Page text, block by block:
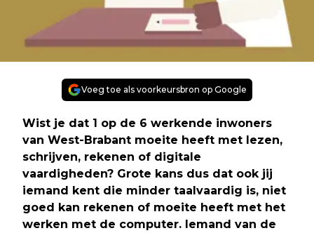
Voeg toe als voorkeursbron op Google
Wist je dat 1 op de 6 werkende inwoners
van West-Brabant moeite heeft met lezen,
schrijven, rekenen of digitale
vaardigheden? Grote kans dus dat ook jij
iemand kent die minder taalvaardig is, niet
goed kan rekenen of moeite heeft met het
werken met de computer. Iemand van de